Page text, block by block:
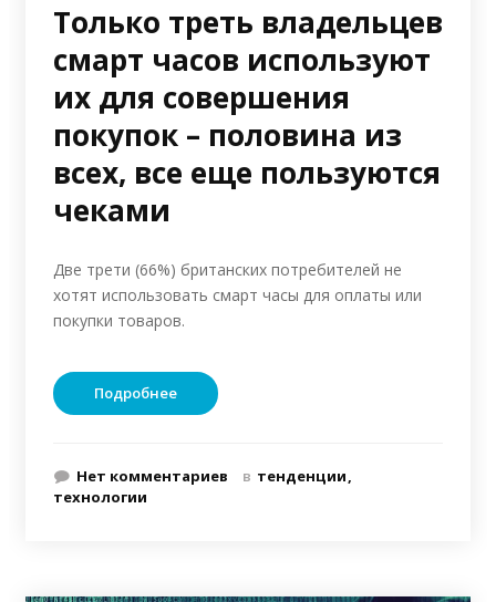
Только треть владельцев
смарт часов используют
их для совершения
покупок – половина из
всех, все еще пользуются
чеками
Две трети (66%) британских потребителей не
хотят использовать смарт часы для оплаты или
покупки товаров.
Подробнее
Нет комментариев в тенденции
технологии